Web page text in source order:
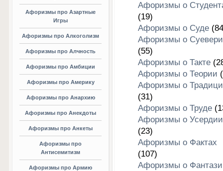
Афоризмы про Азартные
Игры
Афоризмы про Алкоголизм
Афоризмы про Алчность
Афоризмы про Амбиции
Афоризмы про Америку
Афоризмы про Анархию
Афоризмы про Анекдоты
Афоризмы про Анкеты
Афоризмы про
Антисемитизм
Афоризмы про Армию
Афоризмы о
(19)
Афоризмы о Суде
Афоризмы о
(55)
Афоризмы о Такте
Афоризмы о Теории
Афоризмы о
(31)
Афоризмы о Труде
Афоризмы о Усердии
(23)
Афоризмы о Фактах
(107)
Афоризмы о